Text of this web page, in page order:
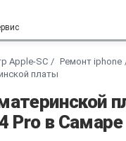
Apple-SC Ремонт iphone
платы
Pro в Самаре